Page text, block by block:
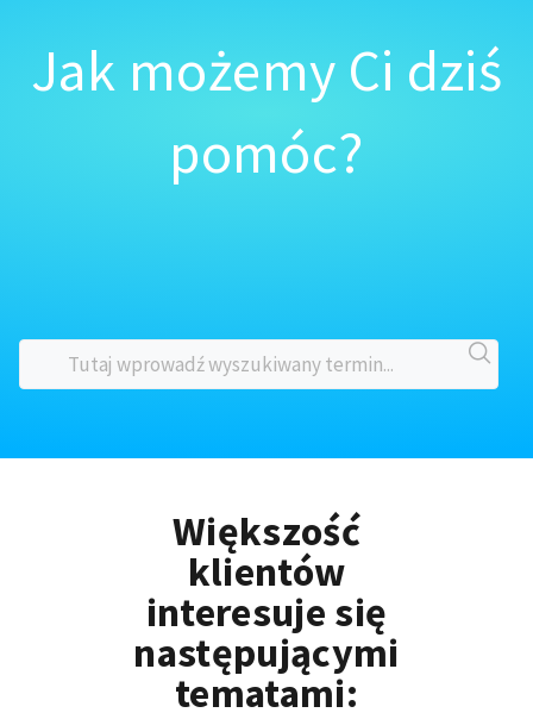
Jak możemy Ci dziś
pomóc?
Większość
klientów
interesuje się
następującymi
tematami: